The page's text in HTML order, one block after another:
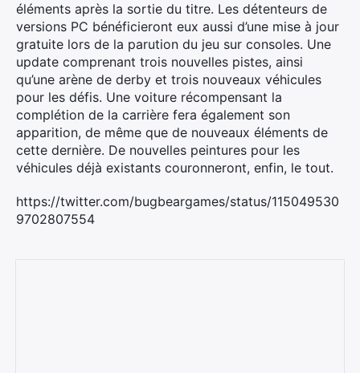
éléments après la sortie du titre. Les détenteurs de
versions PC bénéficieront eux aussi d’une mise à jour
gratuite lors de la parution du jeu sur consoles. Une
update comprenant trois nouvelles pistes, ainsi
qu’une arène de derby et trois nouveaux véhicules
pour les défis. Une voiture récompensant la
complétion de la carrière fera également son
apparition, de même que de nouveaux éléments de
cette dernière. De nouvelles peintures pour les
véhicules déjà existants couronneront, enfin, le tout.
https://twitter.com/bugbeargames/status/115049530
9702807554
Rechercher
: